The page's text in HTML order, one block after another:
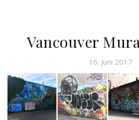
Vancouver
16. Juni 2017